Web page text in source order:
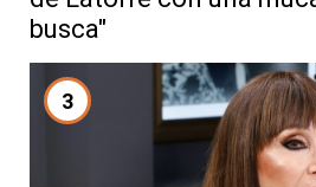
busca"
3